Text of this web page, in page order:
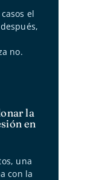
el
no.
la
en
una
con la